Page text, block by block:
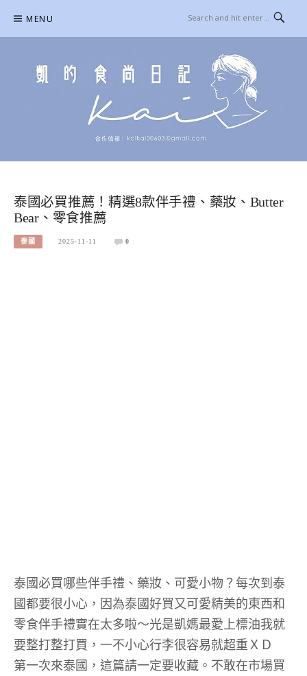
content
MENU
泰國必買推薦！精選8款伴手禮、藥妝、Butter
Bear、零食推薦
泰國 2025-11-11 0
泰國必買哪些伴手禮、藥妝、可愛小物？每次到泰
國都要很小心，因為泰國好買又可愛精美的東西和
零食伴手禮實在太多啦～光是凱媽最愛上標油我就
要整打整打買，一不小心行李很容易就超重ＸＤ
第一次來泰國，這篇請一定要收藏。不敢在市場買